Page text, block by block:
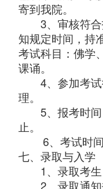
寄到我院。
3、审核符合
知规定时间，持
考试科目：佛学
课诵。
4、参加考试
理。
5、报考时间
止。
6、考试时间
七、录取与入学
1、录取考生
2、录取通知